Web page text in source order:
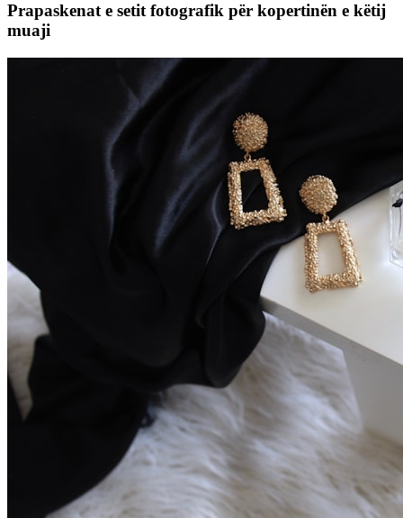
Prapaskenat e setit fotografik për kopertinën e këtij
muaji